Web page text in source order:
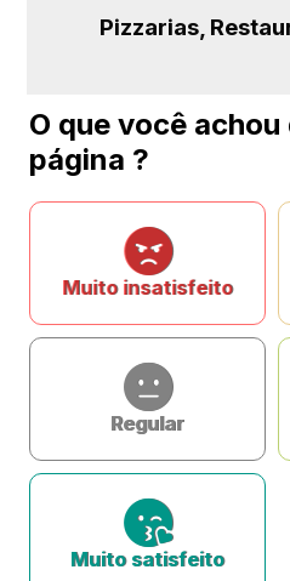
Pizzarias,
O que você achou
página ?
Muito insatisfeito
Regular
Muito satisfeito